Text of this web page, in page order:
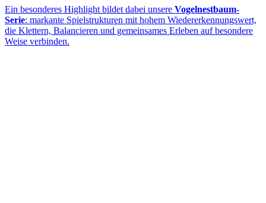
Ein besonderes Highlight bildet dabei unsere Vogelnestbaum-
Serie: markante Spielstrukturen mit hohem Wiedererkennungswert,
die Klettern, Balancieren und gemeinsames Erleben auf besondere
Weise verbinden.